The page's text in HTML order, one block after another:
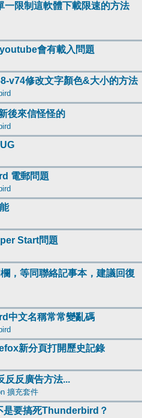
一限制這軟體下載限速的方法
會有載入問題
v74修改文字顏色&大小的方法
後來信怪怪的
電郵問題
Start問題
，等同聯絡記事本，建議回復
中文名稱常常變亂碼
新分頁打開歷史記錄
反反廣告方法...
擴充套件
是要搞死Thunderbird？